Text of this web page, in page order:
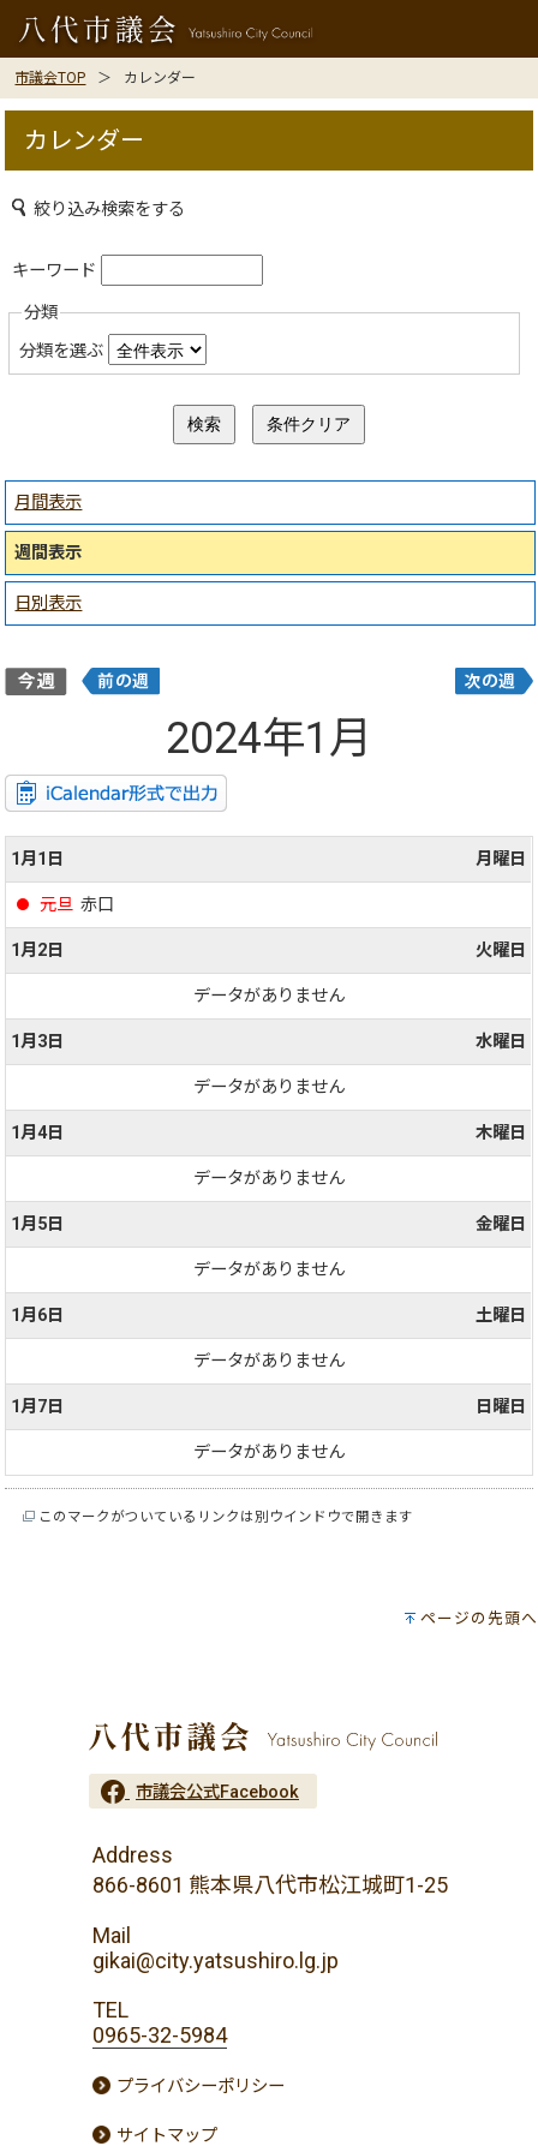
市議会TOP カレンダー
カレンダー
絞り込み検索をする
キーワード
分類
分類を選ぶ
月間表示
週間表示
日別表示
2024年1月
1月1日 月曜日
元旦 赤口
1月2日 火曜日
データがありません
1月3日 水曜日
データがありません
1月4日 木曜日
データがありません
1月5日 金曜日
データがありません
1月6日 土曜日
データがありません
1月7日 日曜日
データがありません
このマークがついているリンクは別ウインドウで開きます
ページの先頭へ
市議会公式Facebook
Address
866-8601 熊本県八代市松江城町1-25
Mail
gikai@city.yatsushiro.lg.jp
TEL
0965-32-5984
プライバシーポリシー
サイトマップ